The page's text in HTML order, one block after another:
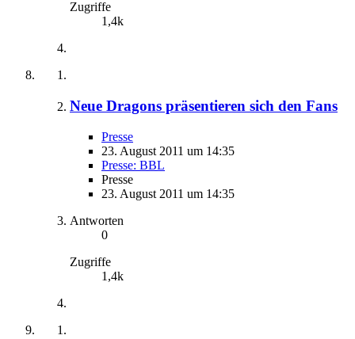
Zugriffe
1,4k
Neue Dragons präsentieren sich den Fans
Presse
23. August 2011 um 14:35
Presse: BBL
Presse
23. August 2011 um 14:35
Antworten
0
Zugriffe
1,4k